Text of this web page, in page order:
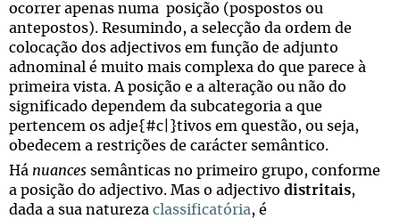
ocorrer apenas numa posição (pospostos ou
antepostos). Resumindo, a selecção da ordem de
colocação dos adjectivos em função de adjunto
adnominal é muito mais complexa do que parece à
primeira vista. A posição e a alteração ou não do
significado dependem da subcategoria a que
pertencem os adje{#c|}tivos em questão, ou seja,
obedecem a restrições de carácter semântico.
Há nuances semânticas no primeiro grupo, conforme
a posição do adjectivo. Mas o adjectivo distritais,
dada a sua natureza classificatória, é